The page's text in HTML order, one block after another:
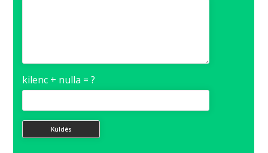
kilenc + nulla = ?